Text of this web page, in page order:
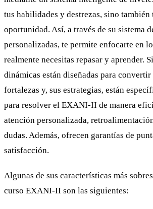
tus habilidades y destrezas, sino también
oportunidad. Así, a través de su sistema
personalizadas, te permite enfocarte en
realmente necesitas repasar y aprender.
dinámicas están diseñadas para
fortalezas y, sus estrategias, están
para resolver el EXANI-II de manera
atención personalizada,
dudas. Además, ofrecen garantías de
satisfacción.
Algunas de sus características más
curso EXANI-II son las siguientes: